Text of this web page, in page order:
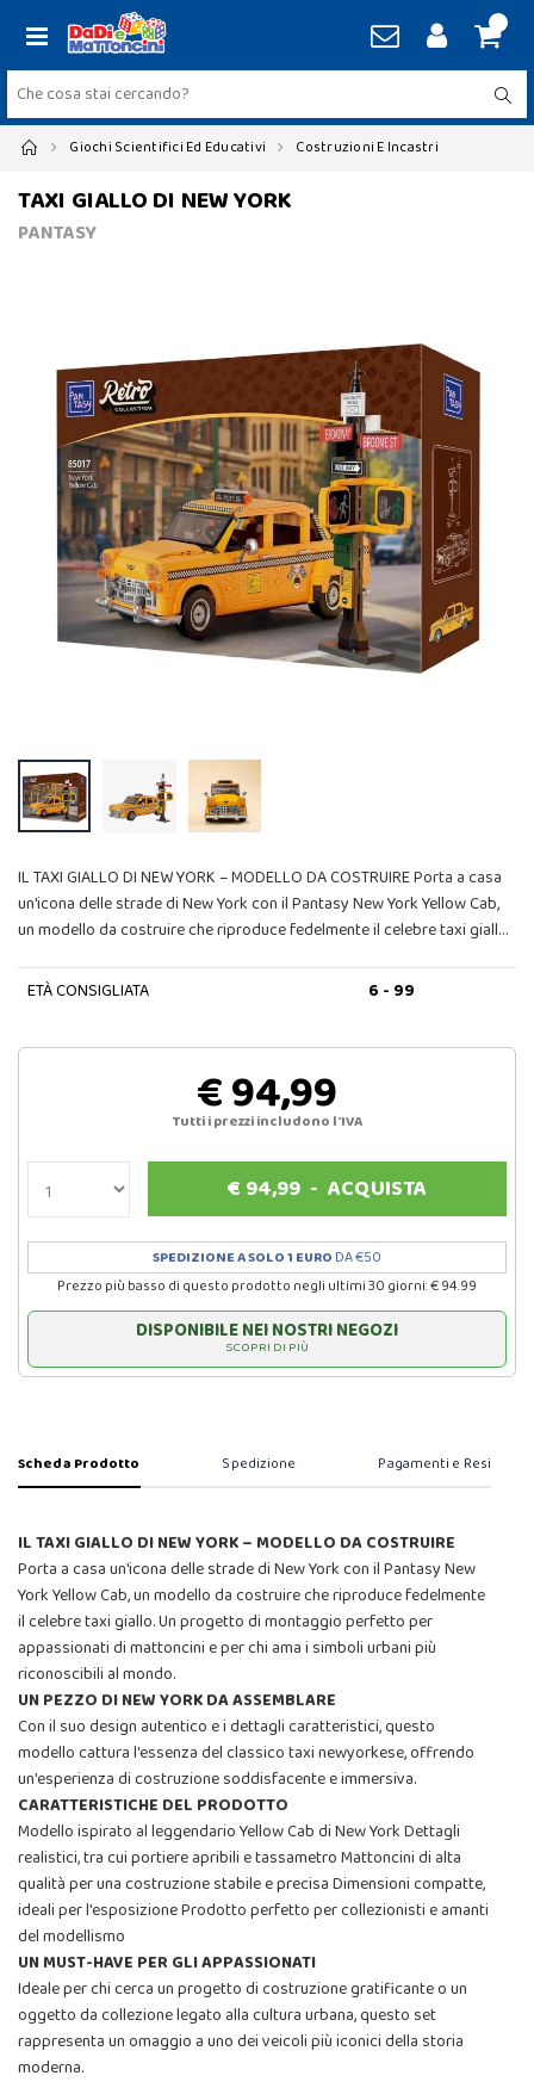
Giochi Scientifici Ed Educativi Costruzioni E Incastri
TAXI GIALLO DI NEW YORK
PANTASY
IL TAXI GIALLO DI NEW YORK – MODELLO DA COSTRUIRE Porta a casa
un'icona delle strade di New York con il Pantasy New York Yellow Cab,
un modello da costruire che riproduce fedelmente il celebre taxi giall…
ETÀ CONSIGLIATA 6 - 99
€ 94,99
Tutti i prezzi includono l'IVA
€ 94,99 -ACQUISTA
SPEDIZIONE A SOLO 1 EURO DA €50
Prezzo più basso di questo prodotto negli ultimi 30 giorni: € 94.99
DISPONIBILE NEI NOSTRI NEGOZI
SCOPRI DI PIÙ
Scheda Prodotto Spedizione Pagamenti e Resi
IL TAXI GIALLO DI NEW YORK – MODELLO DA COSTRUIRE
Porta a casa un'icona delle strade di New York con il Pantasy New
York Yellow Cab, un modello da costruire che riproduce fedelmente
il celebre taxi giallo. Un progetto di montaggio perfetto per
appassionati di mattoncini e per chi ama i simboli urbani più
riconoscibili al mondo.
UN PEZZO DI NEW YORK DA ASSEMBLARE
Con il suo design autentico e i dettagli caratteristici, questo
modello cattura l'essenza del classico taxi newyorkese, offrendo
un'esperienza di costruzione soddisfacente e immersiva.
CARATTERISTICHE DEL PRODOTTO
Modello ispirato al leggendario Yellow Cab di New York Dettagli
realistici, tra cui portiere apribili e tassametro Mattoncini di alta
qualità per una costruzione stabile e precisa Dimensioni compatte,
ideali per l'esposizione Prodotto perfetto per collezionisti e amanti
del modellismo
UN MUST-HAVE PER GLI APPASSIONATI
Ideale per chi cerca un progetto di costruzione gratificante o un
oggetto da collezione legato alla cultura urbana, questo set
rappresenta un omaggio a uno dei veicoli più iconici della storia
moderna.